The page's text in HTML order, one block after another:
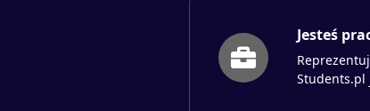
Jesteś
Students.pl